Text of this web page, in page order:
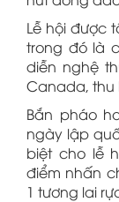
Lễ hội được
trong đó là
diễn nghệ
Canada, thu
Bắn pháo
ngày lập
biệt cho lễ
điểm nhấn
1 tương lai